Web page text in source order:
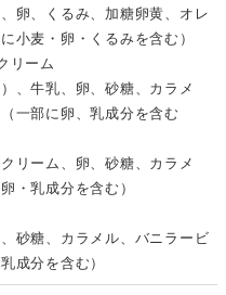
卵、くるみ、加糖卵黄、オレ
小麦・卵・くるみを含む）
リーム
、牛乳、卵、砂糖、カラメ
一部に卵、乳成分を含む
リーム、卵、砂糖、カラメ
・乳成分を含む）
砂糖、カラメル、バニラービ
成分を含む）